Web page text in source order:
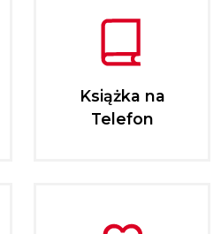
Książka na
Telefon